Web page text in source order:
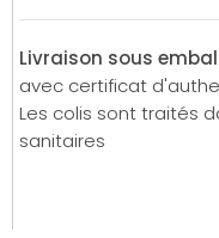
Livraison sous
avec certificat
Les colis sont traités
sanitaires